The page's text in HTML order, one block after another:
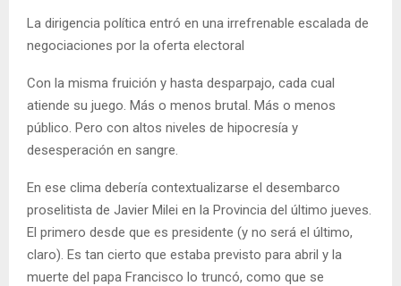
La dirigencia política entró en una irrefrenable escalada de
negociaciones por la oferta electoral
Con la misma fruición y hasta desparpajo, cada cual
atiende su juego. Más o menos brutal. Más o menos
público. Pero con altos niveles de hipocresía y
desesperación en sangre.
En ese clima debería contextualizarse el desembarco
proselitista de Javier Milei en la Provincia del último jueves.
El primero desde que es presidente (y no será el último,
claro). Es tan cierto que estaba previsto para abril y la
muerte del papa Francisco lo truncó, como que se